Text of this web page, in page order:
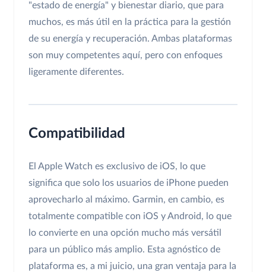
"estado de energía" y bienestar diario, que para
muchos, es más útil en la práctica para la gestión
de su energía y recuperación. Ambas plataformas
son muy competentes aquí, pero con enfoques
ligeramente diferentes.
Compatibilidad
El Apple Watch es exclusivo de iOS, lo que
significa que solo los usuarios de iPhone pueden
aprovecharlo al máximo. Garmin, en cambio, es
totalmente compatible con iOS y Android, lo que
lo convierte en una opción mucho más versátil
para un público más amplio. Esta agnóstico de
plataforma es, a mi juicio, una gran ventaja para la